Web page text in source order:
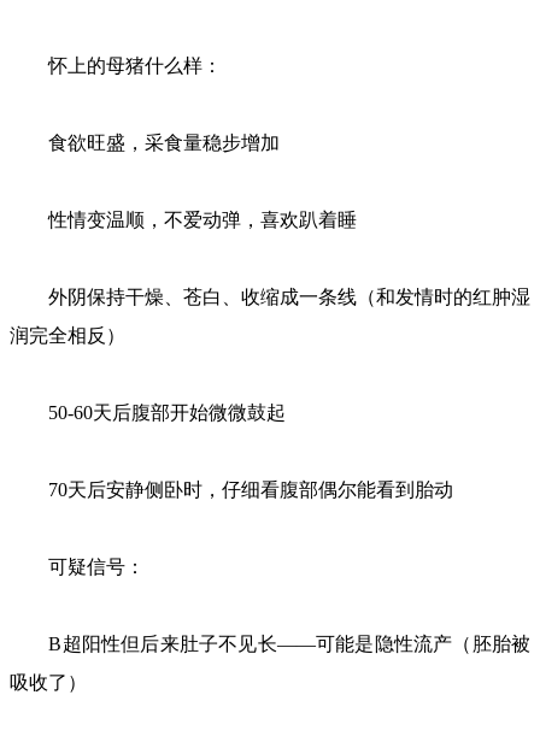
怀上的母猪什么样：
食欲旺盛，采食量稳步增加
性情变温顺，不爱动弹，喜欢趴着睡
外阴保持干燥、苍白、收缩成一条线（和发情时的红肿湿
润完全相反）
50-60天后腹部开始微微鼓起
70天后安静侧卧时，仔细看腹部偶尔能看到胎动
可疑信号：
B超阳性但后来肚子不见长——可能是隐性流产（胚胎被
吸收了）